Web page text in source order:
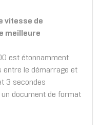
vitesse de
meilleure
est étonnamment
entre le démarrage et
3 secondes
document de format